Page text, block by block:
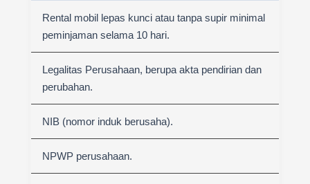
Rental mobil lepas kunci atau tanpa supir minimal
peminjaman selama 10 hari.
Legalitas Perusahaan, berupa akta pendirian dan
perubahan.
NIB (nomor induk berusaha).
NPWP perusahaan.